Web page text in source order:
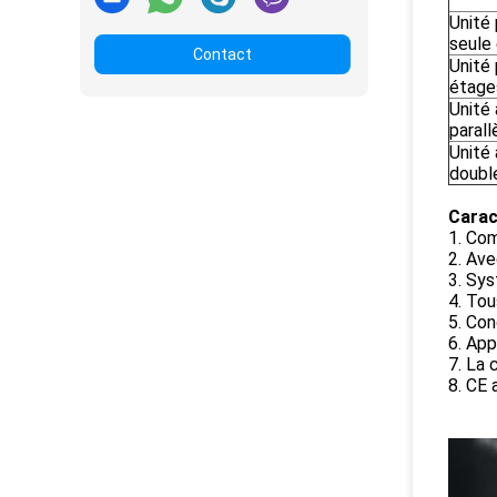
Contact
Unité
seule
Unité
Unité
Unité
1.
2.
3.
4.
5.
6.
7. La
8. CE